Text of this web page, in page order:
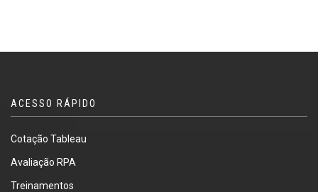
ACESSO RÁPIDO
Cotação Tableau
Avaliação RPA
Treinamentos